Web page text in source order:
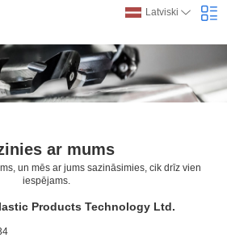
Latviski
ar mums
un mēs ar jums sazināsimies, cik drīz vien
iespējams.
Products Technology Ltd.